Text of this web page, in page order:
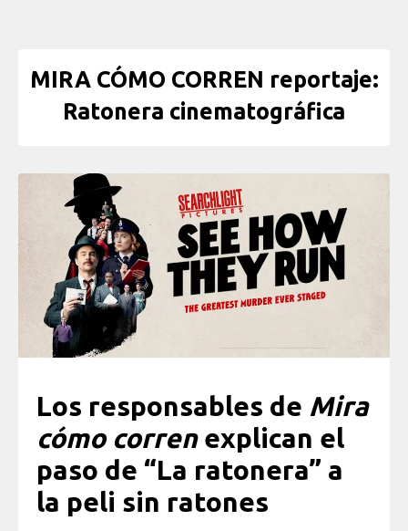
MIRA CÓMO CORREN reportaje:
Ratonera cinematográfica
Los responsables de Mira
cómo correnexplican el
paso de “La ratonera” a
la peli sin ratones